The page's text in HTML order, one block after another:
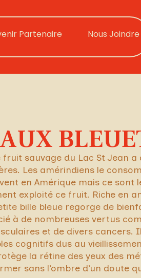
Partenaire Nous Joindre
sauvage du Lac St Jean
Les amérindiens le
en Amérique mais ce sont
exploité ce fruit. Riche en
bille bleue regorge de
à de nombreuses vertus
et de divers cancers.
cognitifs dus au
la rétine des yeux des
sans l’ombre d’un doute